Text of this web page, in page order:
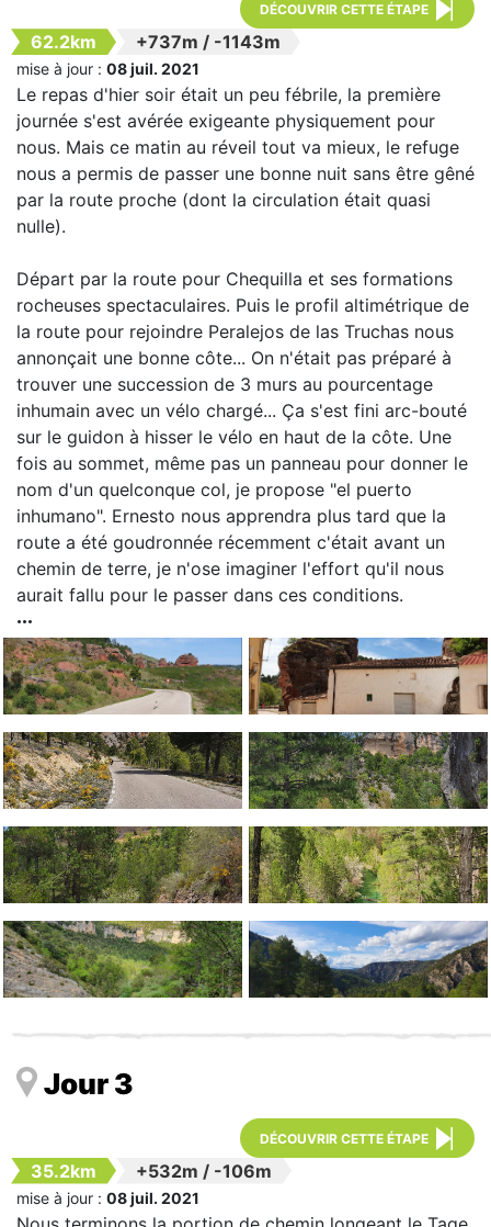
DÉCOUVRIR CETTE ÉTAPE
62.2km +737m / -1143m
mise à jour : 08 juil. 2021
Le repas d'hier soir était un peu fébrile, la première
journée s'est avérée exigeante physiquement pour
nous. Mais ce matin au réveil tout va mieux, le refuge
nous a permis de passer une bonne nuit sans être gêné
par la route proche (dont la circulation était quasi
nulle).
Départ par la route pour Chequilla et ses formations
rocheuses spectaculaires. Puis le profil altimétrique de
la route pour rejoindre Peralejos de las Truchas nous
annonçait une bonne côte... On n'était pas préparé à
trouver une succession de 3 murs au pourcentage
inhumain avec un vélo chargé... Ça s'est fini arc-bouté
sur le guidon à hisser le vélo en haut de la côte. Une
fois au sommet, même pas un panneau pour donner le
nom d'un quelconque col, je propose "el puerto
inhumano". Ernesto nous apprendra plus tard que la
route a été goudronnée récemment c'était avant un
chemin de terre, je n'ose imaginer l'effort qu'il nous
aurait fallu pour le passer dans ces conditions.
Jour 3
DÉCOUVRIR CETTE ÉTAPE
35.2km +532m / -106m
mise à jour : 08 juil. 2021